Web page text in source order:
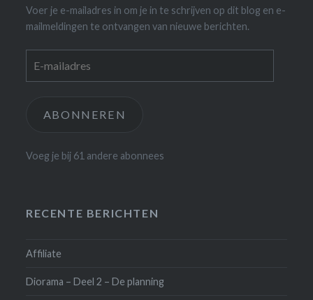
Voer je e-mailadres in om je in te schrijven op dit blog en e-
mailmeldingen te ontvangen van nieuwe berichten.
mailadres
ABONNEREN
Voeg je bij 61 andere abonnees
RECENTE BERICHTEN
Affiliate
Diorama – Deel 2 – De planning